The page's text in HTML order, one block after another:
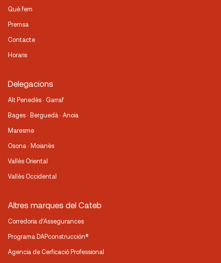
Què fem
Premsa
Contacte
Horaris
Delegacions
Alt Penedès · Garraf
Bages · Berguedà · Anoia
Maresme
Osona · Moianès
Vallès Oriental
Vallès Occidental
Altres marques del Cateb
Corredoria d’Assegurances
Programa DAPconstrucción®
Agencia de Cerficació Professional